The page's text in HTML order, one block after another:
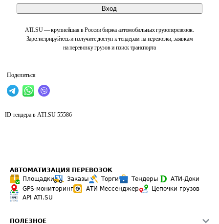
Вход
ATI.SU — крупнейшая в России биржа автомобильных грузоперевозок.
Зарегистрируйтесь и получите доступ к тендерам на перевозки, заявкам
на перевозку грузов и поиск транспорта
Поделиться
ID тендера в ATI.SU 55586
АВТОМАТИЗАЦИЯ ПЕРЕВОЗОК
Площадки
Заказы Торги Тендеры
АТИ-Доки
GPS-мониторинг
АТИ Мессенджер
Цепочки грузов
API ATI.SU
ПОЛЕЗНОЕ